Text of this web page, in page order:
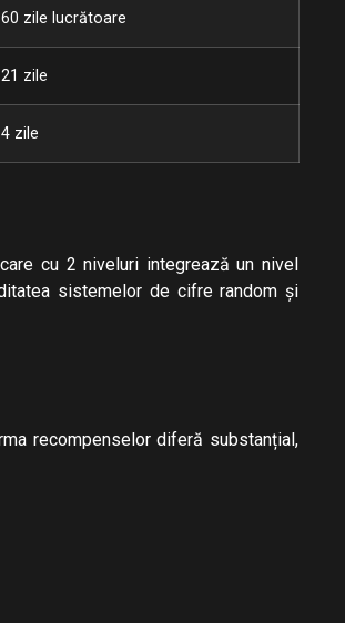
zile lucrătoare
zile
zile
cu 2 niveluri integrează un nivel
sistemelor de cifre random și
recompenselor diferă substanțial,